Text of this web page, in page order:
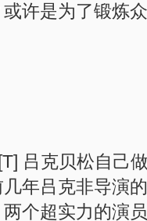
许是为了锻炼
吕克贝松自己
年吕克非导演
个超实力的演